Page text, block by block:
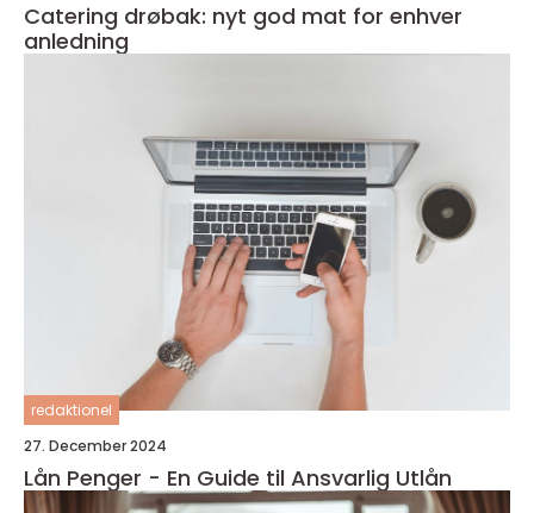
Catering drøbak: nyt god mat for enhver
anledning
redaktionel
27. December 2024
Lån Penger - En Guide til Ansvarlig Utlån